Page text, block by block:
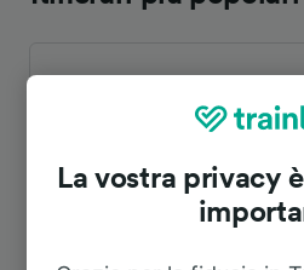
La vostra privacy